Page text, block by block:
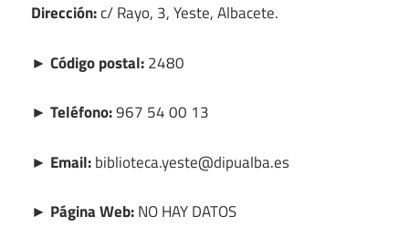
Dirección:c/ Rayo, 3, Yeste, Albacete.
► Código postal:2480
► Teléfono:967 54 00 13
► Email:biblioteca.yeste@dipualba.es
► Página Web:NO HAY DATOS